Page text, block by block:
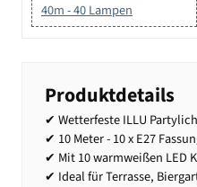
40m - 40 Lampen
Produktdetails
✔ Wetterfeste ILLU
✔ 10 Meter - 10 x E27
✔ Mit 10 warmweißen LED
✔ Ideal für Terrasse,